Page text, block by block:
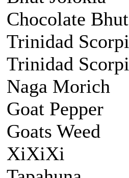
Chocolate Bhut
Trinidad
Trinidad
Naga Morich
Goat Pepper
Goats Weed
XiXiXi